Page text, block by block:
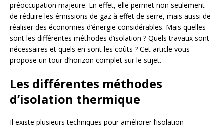
préoccupation majeure. En effet, elle permet non seulement
de réduire les émissions de gaz à effet de serre, mais aussi de
réaliser des économies d’énergie considérables. Mais quelles
sont les différentes méthodes d’isolation ? Quels travaux sont
nécessaires et quels en sont les coûts ? Cet article vous
propose un tour d’horizon complet sur le sujet.
Les différentes méthodes
d’isolation thermique
Il existe plusieurs techniques pour améliorer l’isolation